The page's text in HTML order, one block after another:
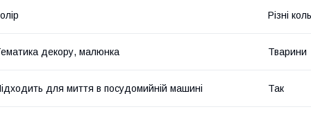
Різні
декору, малюнка Тварини
для миття в посудомийній машині Так